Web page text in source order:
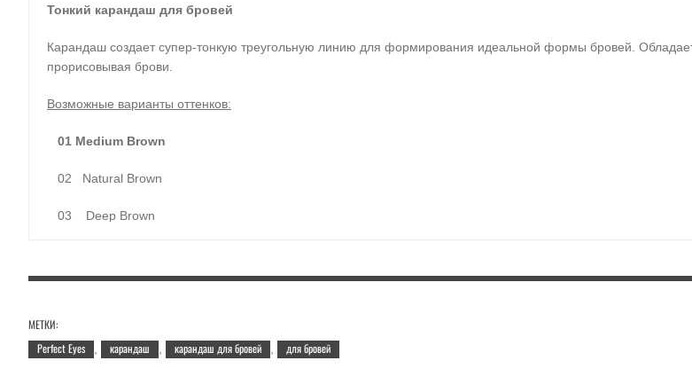
Тонкий карандаш для бровей
Карандаш создает супер-тонкую треугольную линию для формирования идеальной формы бровей.
прорисовывая брови.
Возможные варианты оттенков:
01 Medium Brown
02 Natural Brown
03 Deep Brown
МЕТКИ:
Perfect Eyes
карандаш карандаш для бровей для бровей